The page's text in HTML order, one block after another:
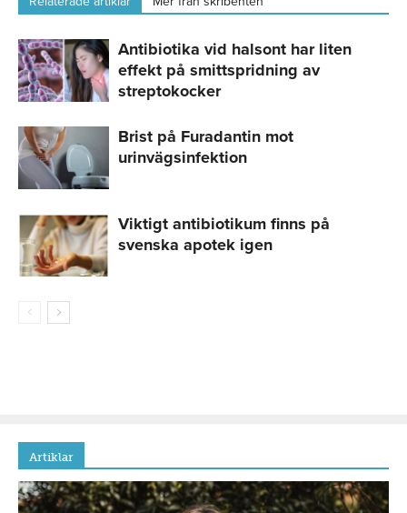
Antibiotika vid halsont har liten
effekt på smittspridning av
streptokocker
Brist på Furadantin mot
urinvägsinfektion
Viktigt antibiotikum finns på
svenska apotek igen
Artiklar